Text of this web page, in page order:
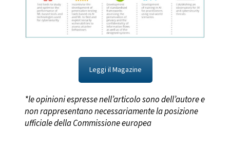
Leggi il Magazine
*le opinioni espresse nell’articolo sono dell’autore e
non rappresentano necessariamente la posizione
ufficiale della Commissione europea